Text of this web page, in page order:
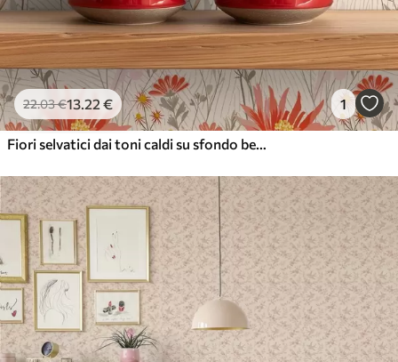
22.03€13.22 € 1
Fiori selvatici dai toni caldi su sfondo beige